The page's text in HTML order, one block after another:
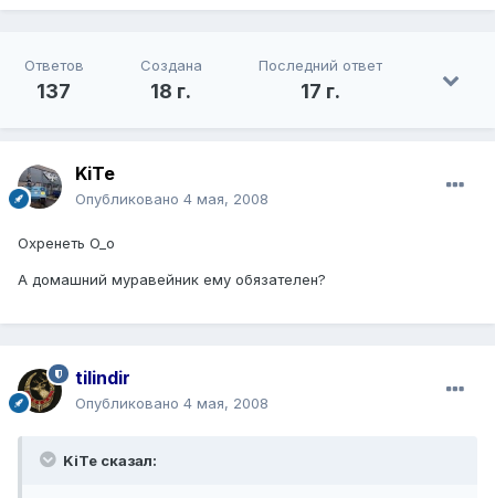
Ответов
137
Создана
18 г.
Последний ответ
17 г.
KiTe
Опубликовано 4 мая, 2008
Охренеть O_o
А домашний муравейник ему обязателен?
tilindir
Опубликовано 4 мая, 2008
KiTe сказал: